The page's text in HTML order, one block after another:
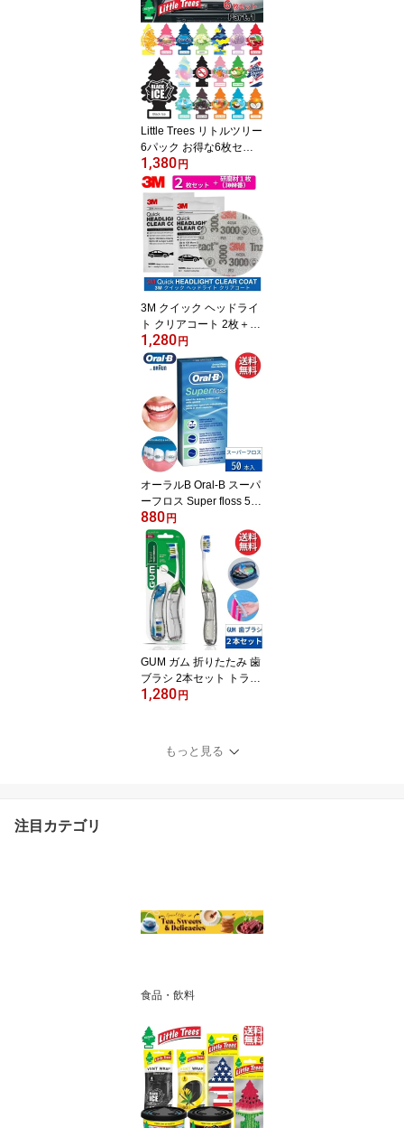
量 ラングドシャ クッキ
ー ホワイトチョコ サク
サク 洋菓子 おやつ お徳
用 日本製 天然生活 北海
道銘菓 お土産 簡易包装
送料無料 プチギフト
Little Trees リトルツリー
6パック お得な6枚セッ
ト 【Part 1】 エアフレッ
シュナー 芳香剤 消臭 吊
り下げ プレゼント ギフ
ト ドライブ コスパ デザ
イン バリエーション ア
メリカン雑貨 車 部屋 カ
ー用品 ツリー ブラック
アイス バニラ
1,380円
3M クイック ヘッドライ
ト クリアコート 2枚＋研
磨材1枚 米国製 輸入品 3
9173 39193 ヘッドライ
ト用クリア コーティング
剤 業務用 ヘッドライト
クリーナー 黄ばみ 除去
コーティング
1,280円
オーラルB Oral-B スーパ
ーフロス Super floss 50
本 【輸入品】 デンタル
フロス ブリッジ インプ
ラント 歯科矯正 フロス
オーラルケア デンタルケ
ア ノンフレーバー
880円
GUM ガム 折りたたみ 歯
ブラシ 2本セット トラベ
ル 【輸入品】携帯 旅行
ア デンタルケア ※色は
選べません。
1,280円
もっと見る
注目カテゴリ
食品・飲料